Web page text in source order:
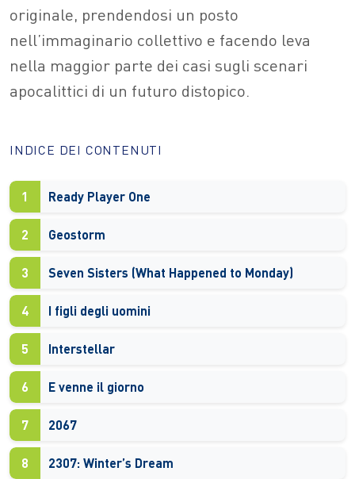
originale, prendendosi un posto
nell’immaginario collettivo e facendo leva
nella maggior parte dei casi sugli scenari
apocalittici di un futuro distopico.
INDICE DEI CONTENUTI
1 Ready Player One
2 Geostorm
3 Seven Sisters (What Happened to Monday)
4 I figli degli uomini
5 Interstellar
6 E venne il giorno
7 2067
8 2307: Winter’s Dream